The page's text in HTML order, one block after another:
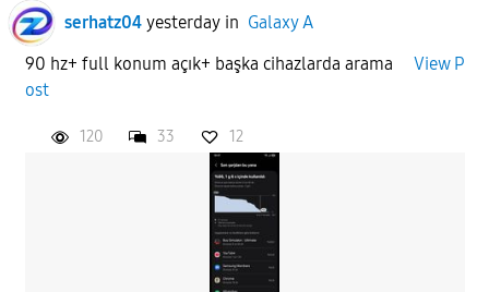
serhatz04 yesterdayin Galaxy A
90 hz+ full konum açık+ başka cihazlarda arama View P
ost
120 33 12